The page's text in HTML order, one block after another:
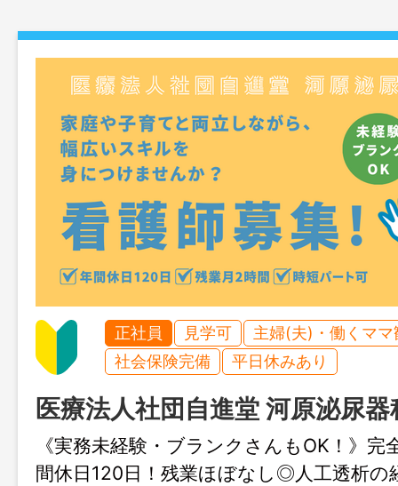
正社員 見学可
主婦(夫)・働くママ
社会保険完備
平日休みあり
医療法人社団自進堂 河原泌尿器
《実務未経験・ブランクさんもOK！》完
間休日120日！残業ほぼなし◎人工透析の